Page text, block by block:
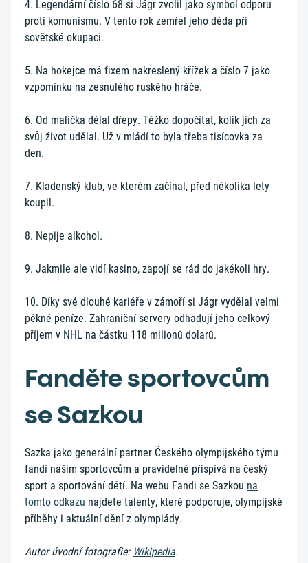
4. Legendární číslo 68 si Jágr zvolil jako symbol odporu
proti komunismu. V tento rok zemřel jeho děda při
sovětské okupaci.
5. Na hokejce má fixem nakreslený křížek a číslo 7 jako
vzpomínku na zesnulého ruského hráče.
6. Od malička dělal dřepy. Těžko dopočítat, kolik jich za
svůj život udělal. Už v mládí to byla třeba tisícovka za
den.
7. Kladenský klub, ve kterém začínal, před několika lety
koupil.
8. Nepije alkohol.
9. Jakmile ale vidí kasino, zapojí se rád do jakékoli hry.
10. Díky své dlouhé kariéře v zámoří si Jágr vydělal velmi
pěkné peníze. Zahraniční servery odhadují jeho celkový
příjem v NHL na částku 118 milionů dolarů.
Fanděte sportovcům
se Sazkou
Sazka jako generální partner Českého olympijského týmu
fandí našim sportovcům a pravidelně přispívá na český
sport a sportování dětí. Na webu Fandi se Sazkou na
tomto odkazu najdete talenty, které podporuje, olympijské
příběhy i aktuální dění z olympiády.
Autor úvodní fotografie: Wikipedia.